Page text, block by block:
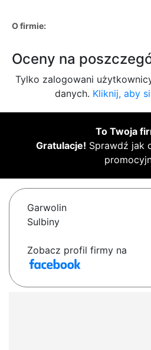
O firmie:
Oceny na
Tylko zalogowani
danych. Kliknij, aby
To Twoja
Gratulacje! Sprawdź jak
Garwolin
Sulbiny
Zobacz profil firmy na